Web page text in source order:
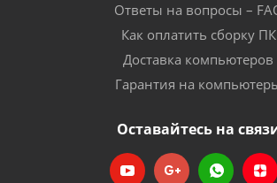
Ответы на вопросы –
Как оплатить сборку ПК
Доставка компьютеров
Гарантия на
Оставайтесь на